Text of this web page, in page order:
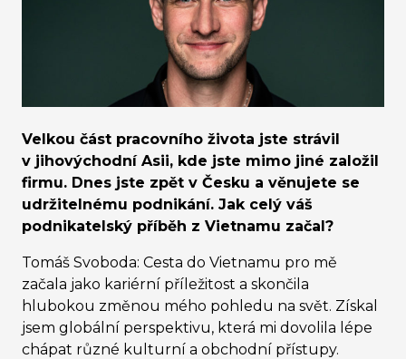
Velkou část pracovního života jste strávil
v jihovýchodní Asii, kde jste mimo jiné založil
firmu. Dnes jste zpět v Česku a věnujete se
udržitelnému podnikání. Jak celý váš
podnikatelský příběh z Vietnamu začal?
Tomáš Svoboda: Cesta do Vietnamu pro mě
začala jako kariérní příležitost a skončila
hlubokou změnou mého pohledu na svět. Získal
jsem globální perspektivu, která mi dovolila lépe
chápat různé kulturní a obchodní přístupy.